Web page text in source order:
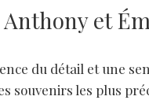
et
du détail et une
souvenirs les plus